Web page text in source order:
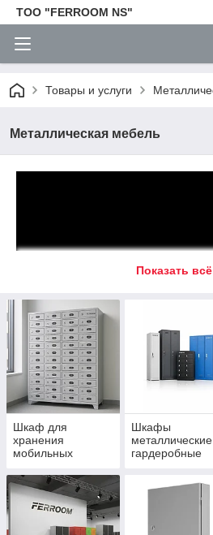
TOO "FERROOM NS"
Товары и услуги
Металлическая мебель
Показать всё
Шкаф для
хранения
мобильных
(Сотовик) ШХМ
Шкафы
металлические
гардеробные